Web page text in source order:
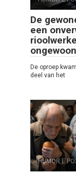
De
een
De oproep
deel van het
HUMOR E